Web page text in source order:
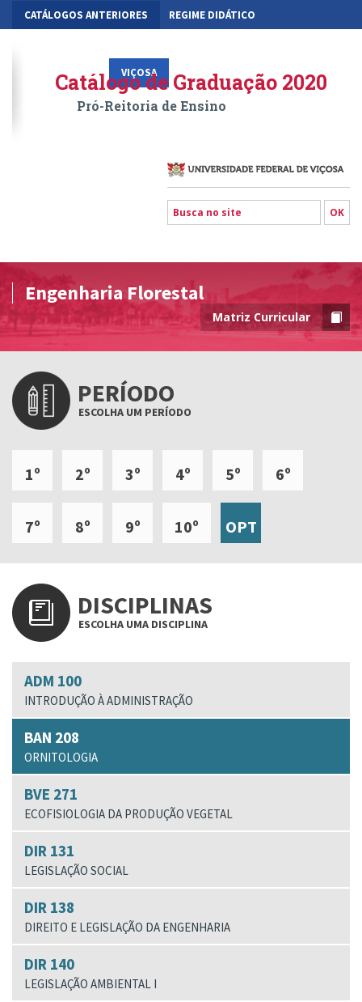
CATÁLOGOS ANTERIORES REGIME DIDÁTICO
VIÇOSA RIO PARANAÍBA FLORESTAL
Catálogo de Graduação 2020
Pró-Reitoria de Ensino
Engenharia Florestal
Matriz Curricular
PERÍODO
ESCOLHA UM PERÍODO
1º 2º 3º 4º 5º 6º
7º 8º 9º 10º OPT
DISCIPLINAS
ESCOLHA UMA DISCIPLINA
ADM 100
INTRODUÇÃO À ADMINISTRAÇÃO
BAN 208
ORNITOLOGIA
BVE 271
ECOFISIOLOGIA DA PRODUÇÃO VEGETAL
DIR 131
LEGISLAÇÃO SOCIAL
DIR 138
DIREITO E LEGISLAÇÃO DA ENGENHARIA
DIR 140
LEGISLAÇÃO AMBIENTAL I